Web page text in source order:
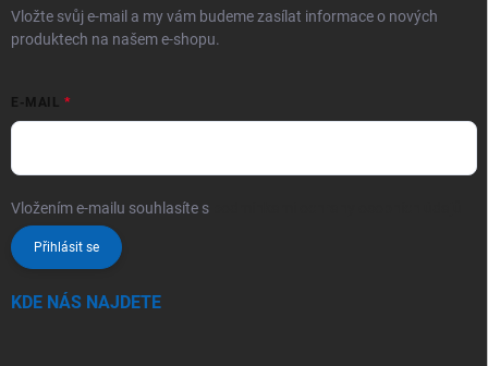
Vložte svůj e-mail a my vám budeme zasílat informace o nových
produktech na našem e-shopu.
E-MAIL
Vložením e-mailu souhlasíte s
Přihlásit se
KDE NÁS NAJDETE